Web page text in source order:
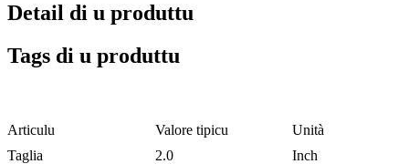
Detail di u produttu
Tags di u produttu
Articulu Valore tipicu
Unità
Taglia
2.0
Inch